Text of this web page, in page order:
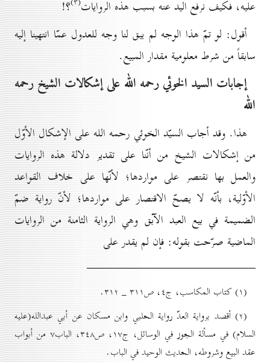
عليه، فكيف نرفع اليد عنه بسبب هذه الروايات ؟!
أقول: لو تمّ هذا الوجه لم يبق لنا وجه للعدول عمّا انتهينا إليه
سابقاً من شرط معلومية مقدار المبيع.
إجابات السيد الخوئي رحمه الله علی إشکالات الشيخ رحمه
الله
هذا. وقد أجاب السيّد الخوئي رحمه الله على الإشكال الأوّل
من إشكالات الشيخ من أنّنا على تقدير دلالة هذه الروايات
والعمل بها نقتصر على مواردها؛ لأنّها على خلاف القواعد
الأوّلية، بأنّه لا يصحّ الاقتصار على مواردها؛ لأنّ رواية ضمّ
الضميمة في بيع العبد الآبق وهي الرواية الثامنة من الروايات
الماضية صرّحت بقوله: فإن لم يقدر على
(۱) کتاب المكاسب، ج٤، ص۳۱۱ _ ۳۱۲.
(۲) أقصد برواية العدّ رواية الحلبي وابن مسكان عن أبي عبدالله(عليه
السلام) في مسألة الجوز في الوسائل، ج۱۷، ص۳٤۸، الباب۷ من أبواب
عقد البيع وشروطه، الحديث الوحيد في الباب.